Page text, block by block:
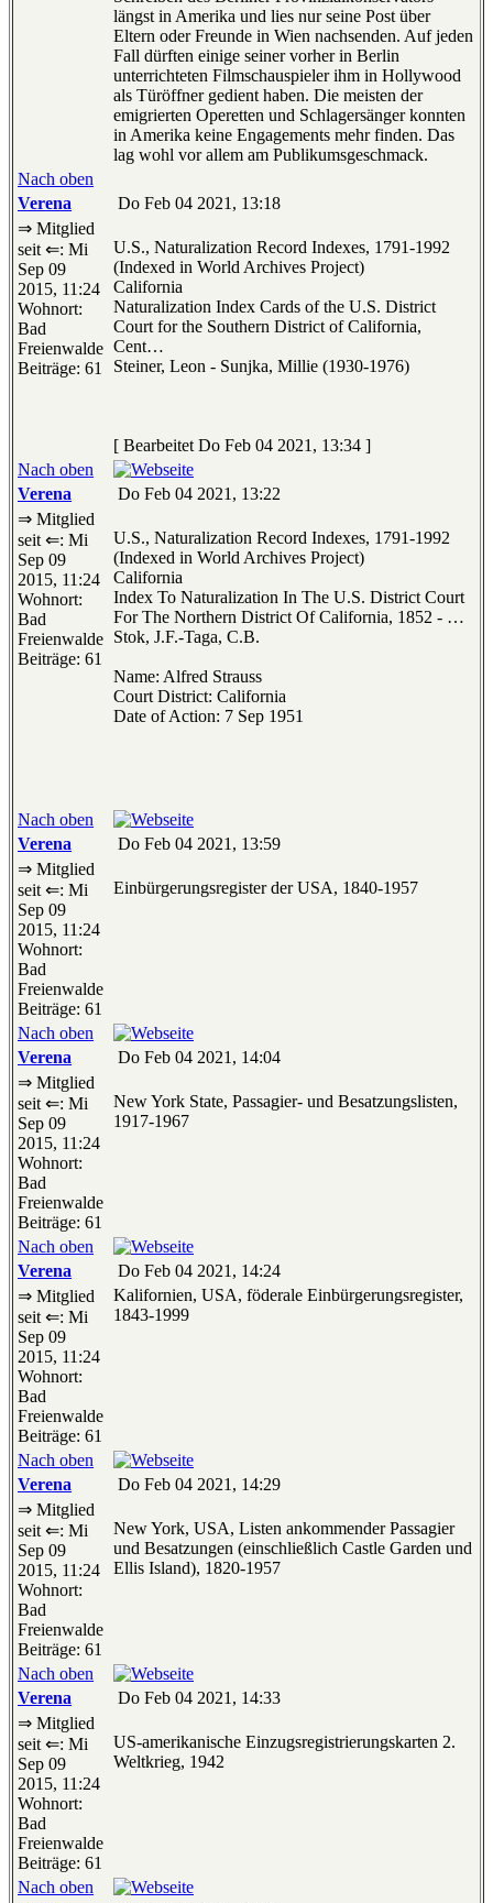
längst in Amerika und lies nur seine Post über
Eltern oder Freunde in Wien nachsenden. Auf jeden
Fall dürften einige seiner vorher in Berlin
unterrichteten Filmschauspieler ihm in Hollywood
als Türöffner gedient haben. Die meisten der
emigrierten Operetten und Schlagersänger konnten
in Amerika keine Engagements mehr finden. Das
lag wohl vor allem am Publikumsgeschmack.
Nach oben
Verena
Do Feb 04 2021, 13:18
⇒ Mitglied
seit ⇐: Mi
Sep 09
2015, 11:24
Wohnort:
Bad
Freienwalde
Beiträge: 61
U.S., Naturalization Record Indexes, 1791-1992
(Indexed in World Archives Project)
California
Naturalization Index Cards of the U.S. District
Court for the Southern District of California,
Cent…
Steiner, Leon - Sunjka, Millie (1930-1976)
[ Bearbeitet Do Feb 04 2021, 13:34 ]
Nach oben
Verena
Do Feb 04 2021, 13:22
⇒ Mitglied
seit ⇐: Mi
Sep 09
2015, 11:24
Wohnort:
Bad
Freienwalde
Beiträge: 61
U.S., Naturalization Record Indexes, 1791-1992
(Indexed in World Archives Project)
California
Index To Naturalization In The U.S. District Court
For The Northern District Of California, 1852 - …
Stok, J.F.-Taga, C.B.
Name: Alfred Strauss
Court District: California
Date of Action: 7 Sep 1951
Nach oben
Verena
Do Feb 04 2021, 13:59
⇒ Mitglied
seit ⇐: Mi
Sep 09
2015, 11:24
Wohnort:
Bad
Freienwalde
Beiträge: 61
Einbürgerungsregister der USA, 1840-1957
Nach oben
Verena
Do Feb 04 2021, 14:04
⇒ Mitglied
seit ⇐: Mi
Sep 09
2015, 11:24
Wohnort:
Bad
Freienwalde
Beiträge: 61
New York State, Passagier- und Besatzungslisten,
1917-1967
Nach oben
Verena
Do Feb 04 2021, 14:24
⇒ Mitglied
seit ⇐: Mi
Sep 09
2015, 11:24
Wohnort:
Bad
Freienwalde
Beiträge: 61
Kalifornien, USA, föderale Einbürgerungsregister,
1843-1999
Nach oben
Verena
Do Feb 04 2021, 14:29
⇒ Mitglied
seit ⇐: Mi
Sep 09
2015, 11:24
Wohnort:
Bad
Freienwalde
Beiträge: 61
New York, USA, Listen ankommender Passagier
und Besatzungen (einschließlich Castle Garden und
Ellis Island), 1820-1957
Nach oben
Verena
Do Feb 04 2021, 14:33
⇒ Mitglied
seit ⇐: Mi
Sep 09
2015, 11:24
Wohnort:
Bad
Freienwalde
Beiträge: 61
US-amerikanische Einzugsregistrierungskarten 2.
Weltkrieg, 1942
Nach oben